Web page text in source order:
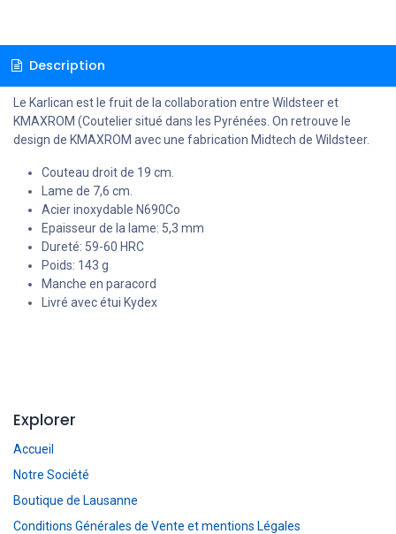
Description
Le Karlican est le fruit de la collaboration entre Wildsteer et
KMAXROM (Coutelier situé dans les Pyrénées. On retrouve le
design de KMAXROM avec une fabrication Midtech de Wildsteer.
Couteau droit de 19 cm.
Lame de 7,6 cm.
Acier inoxydable N690Co
Epaisseur de la lame: 5,3 mm
Dureté: 59-60 HRC
Poids: 143 g
Manche en paracord
Livré avec étui Kydex
Explorer
Accueil
Notre Société
Boutique de Lausanne
Conditions Générales de Vente et mentions Légales